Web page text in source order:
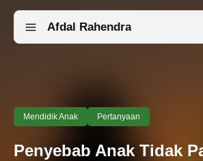
Afdal Rahendra
Mendidik Anak Pertanyaan
Penyebab Anak Tidak